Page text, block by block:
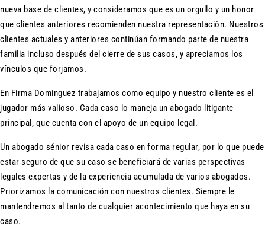
nueva base de clientes, y consideramos que es un orgullo y un honor
que clientes anteriores recomienden nuestra representación. Nuestros
clientes actuales y anteriores continúan formando parte de nuestra
familia incluso después del cierre de sus casos, y apreciamos los
vínculos que forjamos.
En Firma Dominguez trabajamos como equipo y nuestro cliente es el
jugador más valioso. Cada caso lo maneja un abogado litigante
principal, que cuenta con el apoyo de un equipo legal.
Un abogado sénior revisa cada caso en forma regular, por lo que puede
estar seguro de que su caso se beneficiará de varias perspectivas
legales expertas y de la experiencia acumulada de varios abogados.
Priorizamos la comunicación con nuestros clientes. Siempre le
mantendremos al tanto de cualquier acontecimiento que haya en su
caso.